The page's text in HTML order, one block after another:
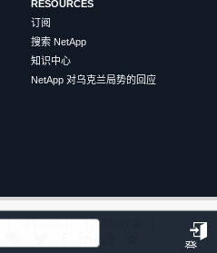
登
RESOURCES
订阅
搜索 NetApp
知识中心
NetApp 对乌克兰局势的回应
条款和条件
隐私政策